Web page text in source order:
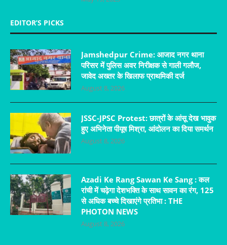
EDITOR’S PICKS
Jamshedpur Crime: आजाद नगर थाना
परिसर में पुलिस अवर निरीक्षक से गाली गलौज,
जावेद अख्तर के खिलाफ प्राथमिकी दर्ज
August 8, 2026
JSSC-JPSC Protest: छात्रों के आंसू देख भावुक
हुए अभिनेता पीयूष मिश्रा, आंदोलन का दिया समर्थन
August 8, 2026
Azadi Ke Rang Sawan Ke Sang : कल
रांची में चढ़ेगा देशभक्ति के साथ सावन का रंग, 125
से अधिक बच्चे दिखाएंगे प्रतिभा : THE
PHOTON NEWS
August 8, 2026